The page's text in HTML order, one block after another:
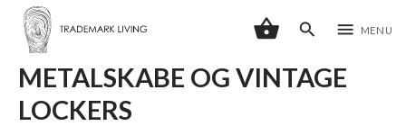
shopping_basket search menu MENU
METALSKABE OG VINTAGE
LOCKERS